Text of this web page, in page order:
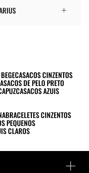
CASACOS CINZENTOS
DE PELO PRETO
CASACOS AZUIS
BRACELETES CINZENTOS
PEQUENOS
CLAROS